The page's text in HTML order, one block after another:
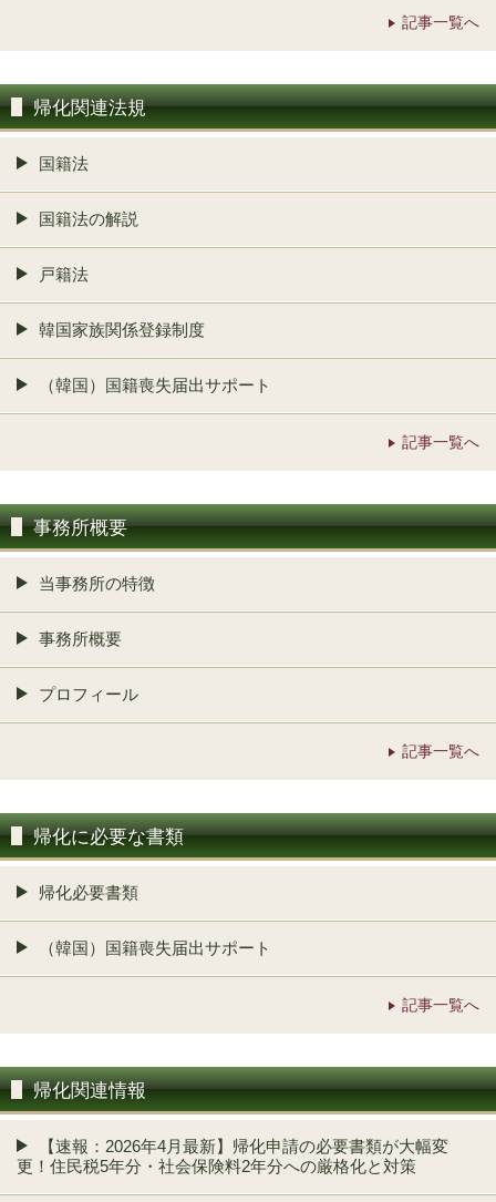
記事一覧へ
帰化関連法規
国籍法
国籍法の解説
戸籍法
韓国家族関係登録制度
（韓国）国籍喪失届出サポート
記事一覧へ
事務所概要
当事務所の特徴
事務所概要
プロフィール
記事一覧へ
帰化に必要な書類
帰化必要書類
（韓国）国籍喪失届出サポート
記事一覧へ
帰化関連情報
【速報：2026年4月最新】帰化申請の必要書類が大幅変
更！住民税5年分・社会保険料2年分への厳格化と対策